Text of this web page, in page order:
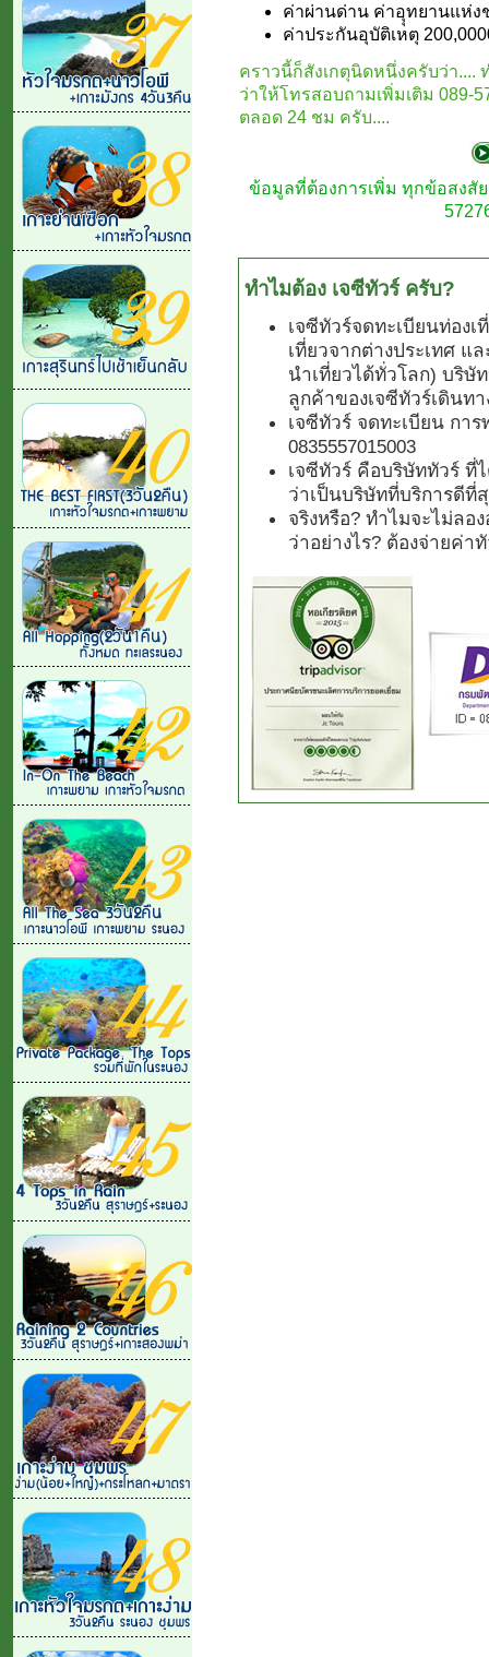
ค่าผ่านด่าน ค่าอุุทยานแห่ง
ค่าประกันอุบัติเหตุ
คราวนี้ก็สังเกตุนิดหนึ่งครับว่า....
ว่าให้โทรสอบถามเพิ่มเติม 089-
ตลอด 24 ชม ครับ....
ข้อมูลที่ต้องการเพิ่ม ทุกข้อสงสั
ทำไมต้อง เจซีทัวร์ ครับ?
เจซีทัวร์จดทะเบียนท่องเ
เที่ยวจากต่างประเทศ แ
นำเที่ยวได้ทั่วโลก) บริษั
ลูกค้าของเจซีทัวร์เดินทา
เจซีทัวร์ จดทะเบียน กา
0835557015003
เจซีทัวร์ คือบริษัททัวร์ ที่
ว่าเป็นบริษัทที่บริการดีที่
จริงหรือ? ทำไมจะไม่ลอ
ว่าอย่างไร? ต้องจ่ายค่